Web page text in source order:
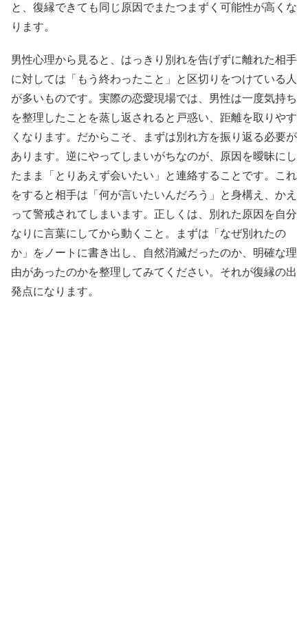
と、復縁できても同じ原因でまたつまずく可能性が高くな
ります。
男性心理から見ると、はっきり別れを告げずに離れた相手
に対しては「もう終わったこと」と区切りをつけている人
が多いものです。実際の恋愛現場では、男性は一度気持ち
を整理したことを蒸し返されると戸惑い、距離を取りやす
くなります。だからこそ、まずは別れ方を振り返る必要が
あります。逆にやってしまいがちなのが、原因を曖昧にし
たまま「とりあえず会いたい」と連絡することです。これ
をすると相手は「何が言いたいんだろう」と身構え、かえ
って警戒されてしまいます。正しくは、別れた原因を自分
なりに言葉にしてから動くこと。まずは「なぜ別れたの
か」をノートに書き出し、自然消滅だったのか、明確な理
由があったのかを整理してみてください。それが復縁の出
発点になります。